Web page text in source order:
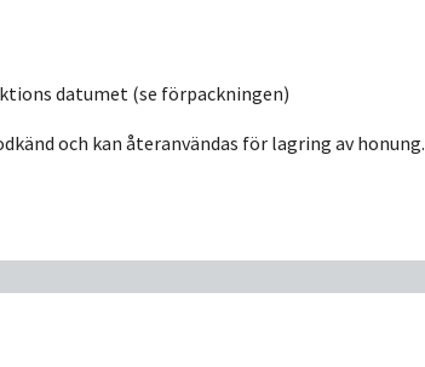
datumet (se förpackningen)
och kan återanvändas för lagring av honung.